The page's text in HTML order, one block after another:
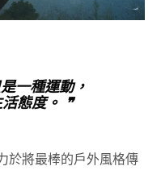
一種運動，
態度。 ❞
於將最棒的戶外風格傳